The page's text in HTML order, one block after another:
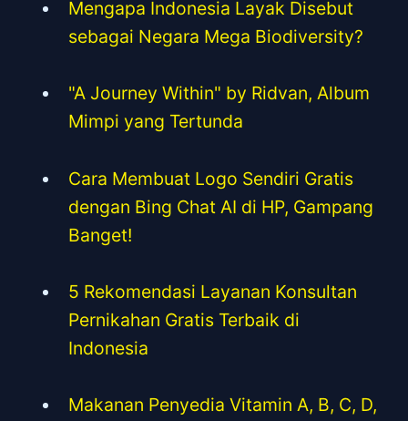
Mengapa Indonesia Layak Disebut
sebagai Negara Mega Biodiversity?
"A Journey Within" by Ridvan, Album
Mimpi yang Tertunda
Cara Membuat Logo Sendiri Gratis
dengan Bing Chat AI di HP, Gampang
Banget!
5 Rekomendasi Layanan Konsultan
Pernikahan Gratis Terbaik di
Indonesia
Makanan Penyedia Vitamin A, B, C, D,